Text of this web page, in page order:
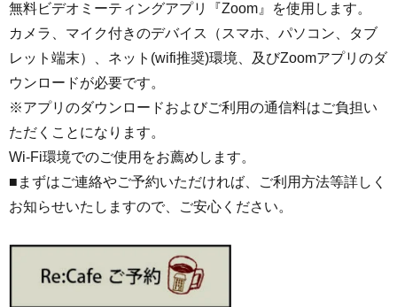
無料ビデオミーティングアプリ『Zoom』を使用します。
カメラ、マイク付きのデバイス（スマホ、パソコン、タブ
レット端末）、ネット(wifi推奨)環境、及びZoomアプリのダ
ウンロードが必要です。
※アプリのダウンロードおよびご利用の通信料はご負担い
ただくことになります。
Wi-Fi環境でのご使用をお薦めします。
■まずはご連絡やご予約いただければ、ご利用方法等詳しく
お知らせいたしますので、ご安心ください。